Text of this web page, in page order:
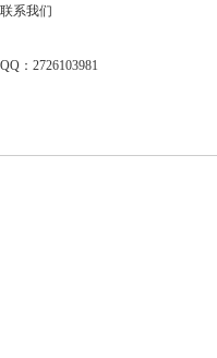
联系我们
QQ：2726103981